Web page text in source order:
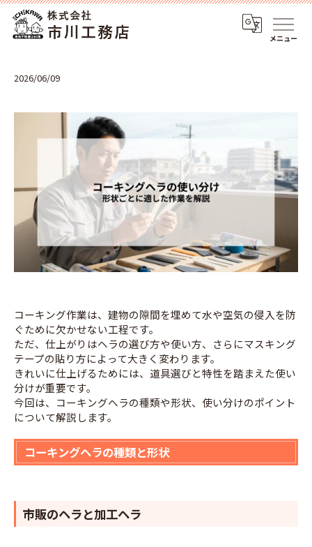
メニュー
2026/06/09
コーキング作業は、建物の隙間を埋めて水や空気の侵入を防
ぐために欠かせない工程です。
ただ、仕上がりはヘラの選び方や使い方、さらにマスキング
テープの貼り方によって大きく変わります。
きれいに仕上げるためには、道具選びと特性を踏まえた使い
分けが重要です。
今回は、コーキングヘラの種類や形状、使い分けのポイント
について解説します。
コーキングヘラの種類と形状
市販のヘラと加工ヘラ